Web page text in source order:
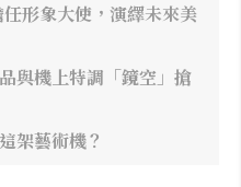
形象大使，演繹未來美
與機上特調「鏡空」搶
架藝術機？